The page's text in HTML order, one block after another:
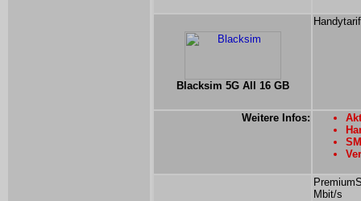
Blacksim 5G All 16 GB
Weitere Infos:
Mbit/s